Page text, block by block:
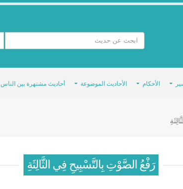
الأحكام الأحاديث الموضوعة أحاديث مشتهرة بين الناس
رَفْعُ الصَّوْتِ بِالتَّسْبِيحِ فِي الثَّالِثَةِ